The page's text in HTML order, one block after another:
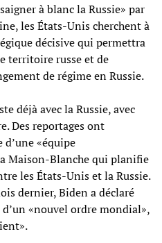
à blanc la Russie» par
les États-Unis cherchent à
décisive qui permettra
territoire russe et de
de régime en Russie.
déjà avec la Russie, avec
Des reportages ont
d’une «équipe
Maison-Blanche qui planifie
les États-Unis et la Russie.
dernier, Biden a déclaré
«nouvel ordre mondial»,